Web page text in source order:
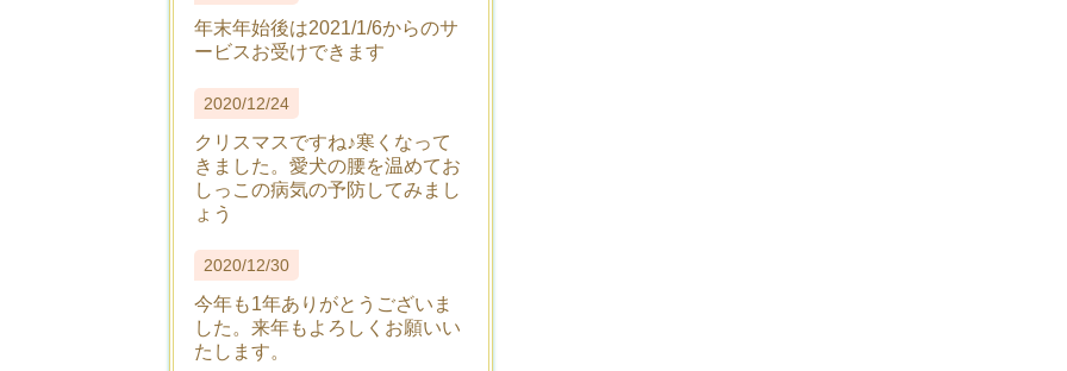
年末年始後は2021/1/6からのサ
ービスお受けできます
2020/12/24
クリスマスですね♪寒くなって
きました。愛犬の腰を温めてお
しっこの病気の予防してみまし
ょう
2020/12/30
今年も1年ありがとうございま
した。来年もよろしくお願いい
たします。